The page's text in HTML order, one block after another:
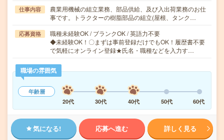
仕事内容
農業用機械の組立業務、部品供給、及び入出荷業務のお仕
事です。トラクターの樹脂部品の組立(屋根、タンク…
応募資格
職種未経験OK / ブランクOK / 英語力不要
◆未経験OK！〇まずは事前登録だけでもOK！履歴書不要
で気軽にオンライン登録★氏名・職種などを入力す…
職場の雰囲気
年齢層
20代
30代 40代 50代 60代
気になる! 応募へ進む 詳しく見る